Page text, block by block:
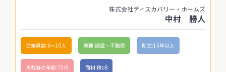
株式会社ディスカバリー・ホームズ
中村 勝人
従業員数:6～10人 業種:建設・不動産 創立:15年以上
決裁者の年齢:70代 商材:BtoB